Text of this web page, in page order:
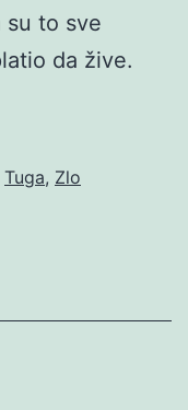
su to sve
da žive.
Tuga, Zlo